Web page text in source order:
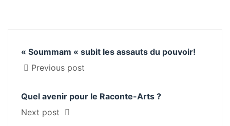
« Soummam « subit les assauts du pouvoir!
Previous post
Quel avenir pour le Raconte-Arts ?
Next post